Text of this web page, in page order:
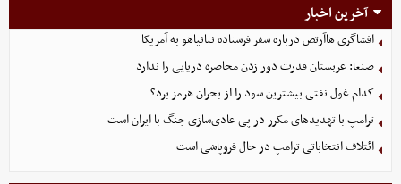
آخرین اخبار
افشاگری هاآرتص درباره سفر فرستاده نتانیاهو به آمریکا
صنعا: عربستان قدرت دور زدن محاصره دریایی را ندارد
کدام غول نفتی بیشترین سود را از بحران هرمز برد؟
ترامپ با تهدیدهای مکرر در پی عادی‌سازی جنگ با ایران است
ائتلاف انتخاباتی ترامپ در حال فروپاشی است